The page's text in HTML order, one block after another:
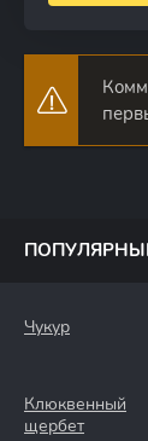
Чукур
Клюквенный
щербет